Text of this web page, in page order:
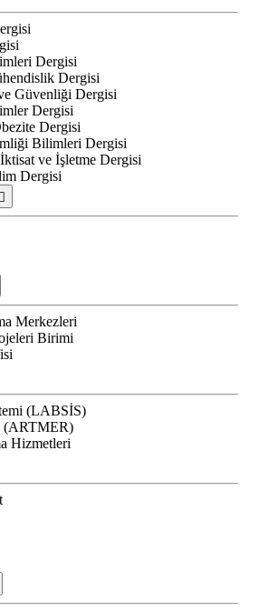
Dergisi
Dergisi
Güvenliği Dergisi
Dergisi
Dergisi
Bilimleri Dergisi
ve İşletme Dergisi
Dergisi
Merkezleri
Birimi
(LABSİS)
(ARTMER)
Hizmetleri